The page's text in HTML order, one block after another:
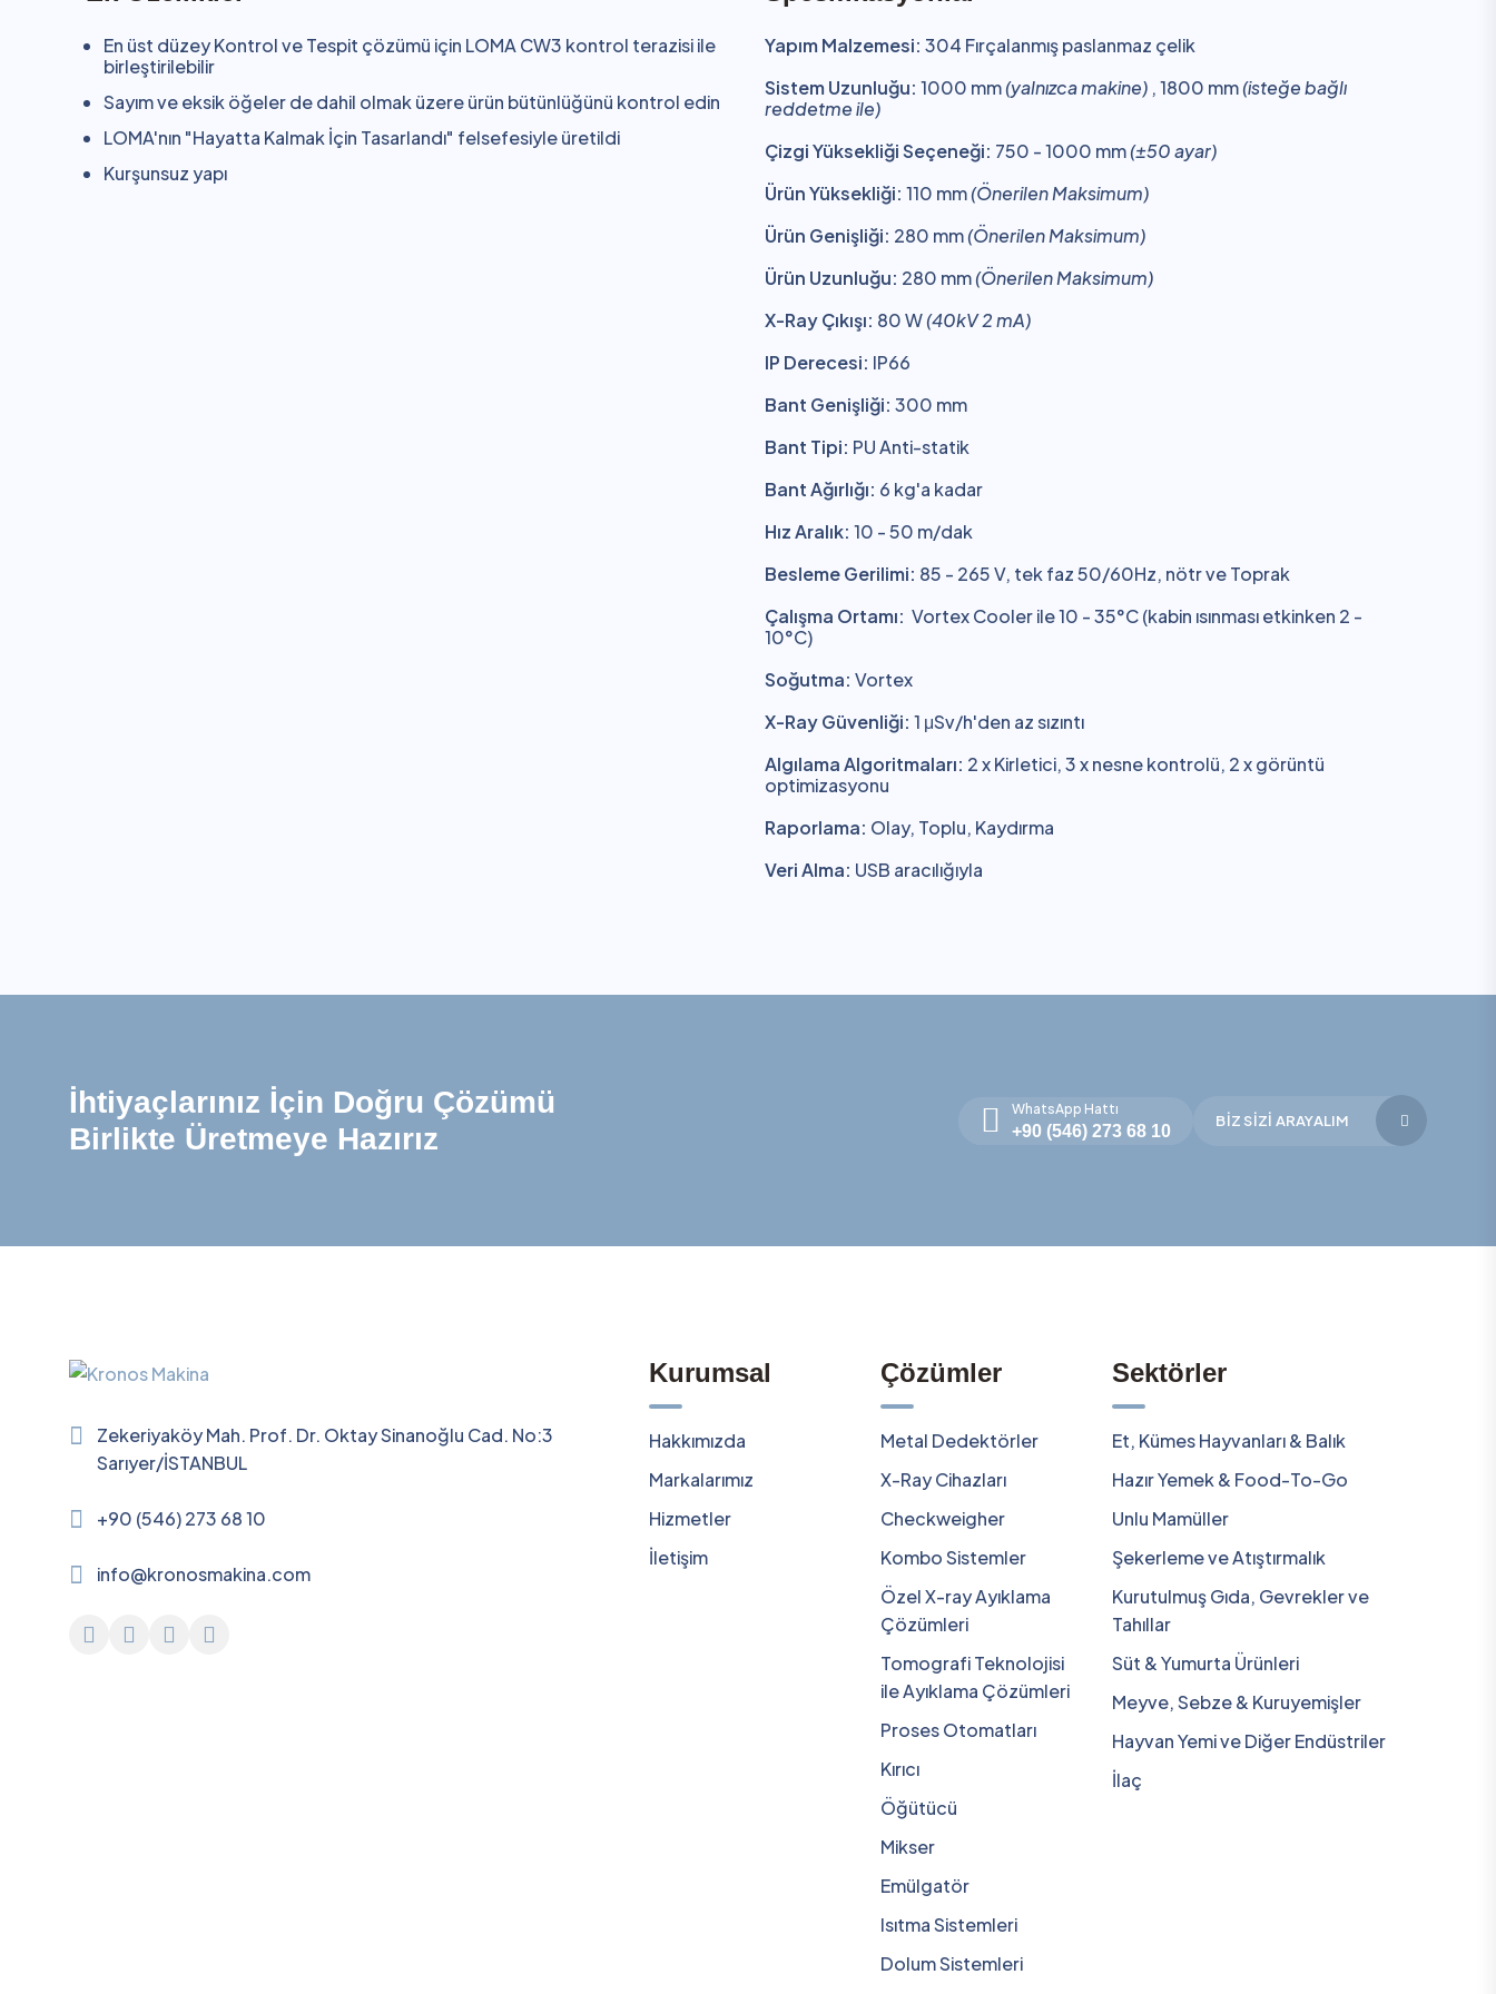
En üst düzey Kontrol ve Tespit çözümü için LOMA CW3 kontrol terazisi ile
birleştirilebilir
Sayım ve eksik öğeler de dahil olmak üzere ürün bütünlüğünü kontrol edin
LOMA'nın "Hayatta Kalmak İçin Tasarlandı" felsefesiyle üretildi
Kurşunsuz yapı
Yapım Malzemesi: 304 Fırçalanmış paslanmaz çelik
Sistem Uzunluğu: 1000 mm(yalnızca makine) , 1800 mm(isteğe bağlı
reddetme ile)
Çizgi Yüksekliği Seçeneği: 750 - 1000 mm(±50 ayar)
Ürün Yüksekliği: 110 mm(Önerilen Maksimum)
Ürün Genişliği: 280 mm(Önerilen Maksimum)
Ürün Uzunluğu: 280 mm(Önerilen Maksimum)
X-Ray Çıkışı: 80 W(40kV 2 mA)
IP Derecesi: IP66
Bant Genişliği: 300 mm
Bant Tipi: PU Anti-statik
Bant Ağırlığı: 6 kg'a kadar
Hız Aralık: 10 - 50 m/dak
Besleme Gerilimi: 85 - 265 V, tek faz 50/60Hz, nötr ve Toprak
Çalışma Ortamı: Vortex Cooler ile 10 - 35°C (kabin ısınması etkinken 2 -
10°C)
Soğutma: Vortex
X-Ray Güvenliği: 1 μSv/h'den az sızıntı
Algılama Algoritmaları: 2 x Kirletici, 3 x nesne kontrolü, 2 x görüntü
optimizasyonu
Raporlama: Olay, Toplu, Kaydırma
Veri Alma: USB aracılığıyla
İhtiyaçlarınız İçin Doğru Çözümü
Birlikte Üretmeye Hazırız
WhatsApp Hattı
+90 (546) 273 68 10
BIZ SIZI ARAYALIM
Zekeriyaköy Mah. Prof. Dr. Oktay Sinanoğlu Cad. No:3
Sarıyer/İSTANBUL
+90 (546) 273 68 10
info@kronosmakina.com
Kurumsal
Hakkımızda
Markalarımız
Hizmetler
İletişim
Çözümler
Metal Dedektörler
X-Ray Cihazları
Checkweigher
Kombo Sistemler
Özel X-ray Ayıklama
Çözümleri
Tomografi Teknolojisi
ile Ayıklama Çözümleri
Proses Otomatları
Kırıcı
Öğütücü
Mikser
Emülgatör
Isıtma Sistemleri
Dolum Sistemleri
Sektörler
Et, Kümes Hayvanları & Balık
Hazır Yemek & Food-To-Go
Unlu Mamüller
Şekerleme ve Atıştırmalık
Kurutulmuş Gıda, Gevrekler ve
Tahıllar
Süt & Yumurta Ürünleri
Meyve, Sebze & Kuruyemişler
Hayvan Yemi ve Diğer Endüstriler
İlaç